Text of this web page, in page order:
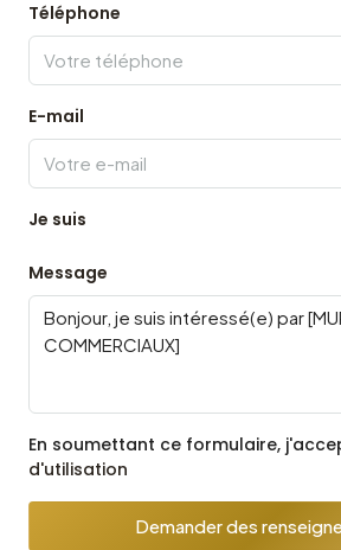
Téléphone
E-mail
Je suis
Message
En soumettant ce formulaire,
d'utilisation
Demander des